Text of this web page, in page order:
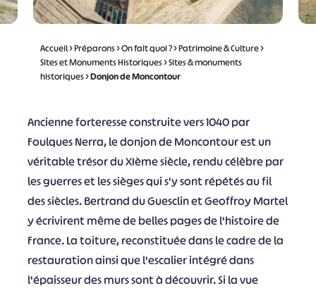
Accueil>Préparons>On fait quoi ?>Patrimoine & Culture>
Sites et Monuments Historiques>Sites & monuments
historiques>Donjon de Moncontour
Ancienne forteresse construite vers 1040 par
Foulques Nerra, le donjon de Moncontour est un
véritable trésor du XIème siècle, rendu célèbre par
les guerres et les sièges qui s'y sont répétés au fil
des siècles. Bertrand du Guesclin et Geoffroy Martel
y écrivirent même de belles pages de l'histoire de
France. La toiture, reconstituée dans le cadre de la
restauration ainsi que l'escalier intégré dans
l'épaisseur des murs sont à découvrir. Si la vue